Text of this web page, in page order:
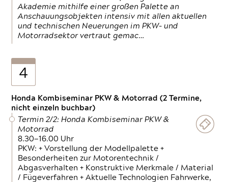
Akademie mithilfe einer großen Palette an
Anschauungsobjekten intensiv mit allen aktuellen
und technischen Neuerungen im PKW- und
Motorradsektor vertraut gemac…
4
Honda Kombiseminar PKW & Motorrad (2 Termine,
nicht einzeln buchbar)
Termin 2/2: Honda Kombiseminar PKW &
Motorrad
8.30—16.00 Uhr
PKW: + Vorstellung der Modellpalette +
Besonderheiten zur Motorentechnik /
Abgasverhalten + Konstruktive Merkmale / Material
/ Fügeverfahren + Aktuelle Technologien Fahrwerke,